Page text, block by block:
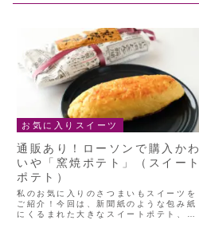
お気に入りスイーツ
通販あり！ローソンで購入かわ
いや「窯焼ポテト」（スイート
ポテト）
私のお気に入りのさつまいもスイーツを
ご紹介！今回は、新聞紙のような包み紙
にくるまれた大きなスイートポテト、か